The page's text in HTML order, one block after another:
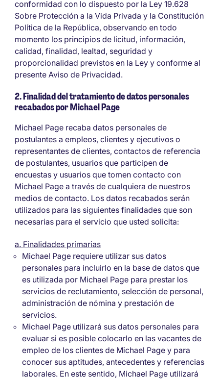
conformidad con lo dispuesto por la Ley 19.628
Sobre Protección a la Vida Privada y la Constitución
Política de la República, observando en todo
momento los principios de licitud, información,
calidad, finalidad, lealtad, seguridad y
proporcionalidad previstos en la Ley y conforme al
presente Aviso de Privacidad.
2. Finalidad del tratamiento de datos personales
recabados por Michael Page
Michael Page recaba datos personales de
postulantes a empleos, clientes y ejecutivos o
representantes de clientes, contactos de referencia
de postulantes, usuarios que participen de
encuestas y usuarios que tomen contacto con
Michael Page a través de cualquiera de nuestros
medios de contacto. Los datos recabados serán
utilizados para las siguientes finalidades que son
necesarias para el servicio que usted solicita:
a. Finalidades primarias
Michael Page requiere utilizar sus datos
personales para incluirlo en la base de datos que
es utilizada por Michael Page para prestar los
servicios de reclutamiento, selección de personal,
administración de nómina y prestación de
servicios.
Michael Page utilizará sus datos personales para
evaluar si es posible colocarlo en las vacantes de
empleo de los clientes de Michael Page y para
conocer sus aptitudes, antecedentes y referencias
laborales. En este sentido, Michael Page utilizará